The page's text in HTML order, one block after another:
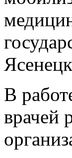
В
врачей